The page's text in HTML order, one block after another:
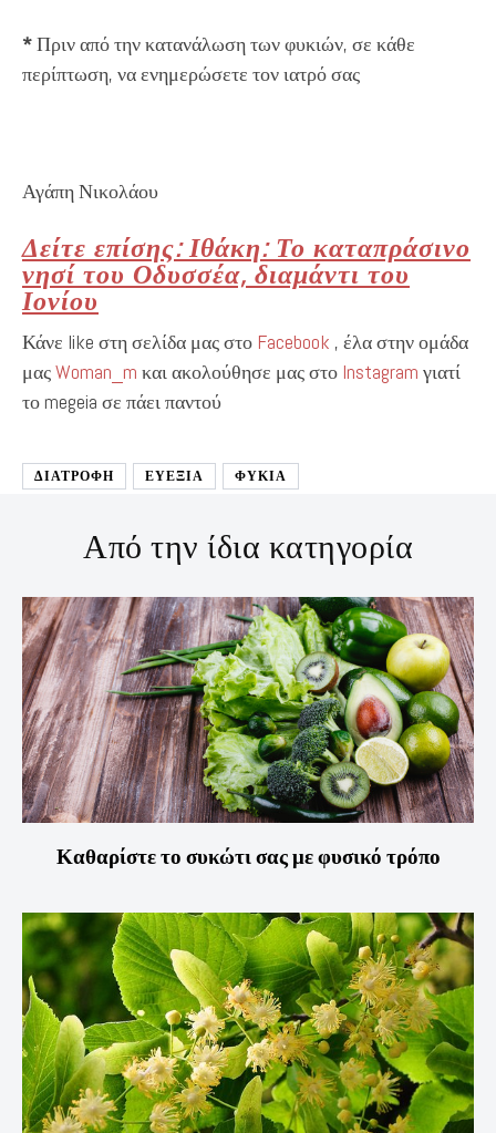
*Πριν από την κατανάλωση των φυκιών, σε κάθε
περίπτωση, να ενημερώσετε τον ιατρό σας
Αγάπη Νικολάου
Δείτε επίσης: Ιθάκη: Το καταπράσινο
νησί του Οδυσσέα, διαμάντι του
Ιονίου
Κάνε like στη σελίδα μας στο Facebook , έλα στην ομάδα
μαςWoman_m και ακολούθησε μας στο Instagram γιατί
το megeia σε πάει παντού
ΔΙΑΤΡΟΦΉ ΕΥΕΞΙΑ ΦΥΚΙΑ
Από την ίδια κατηγορία
Καθαρίστε το συκώτι σας με φυσικό τρόπο